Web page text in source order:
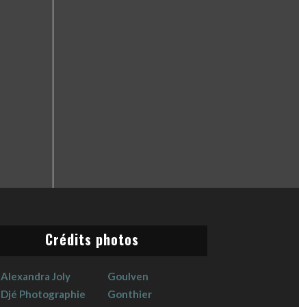
Crédits photos
Alexandra Joly
Djé Photographie
Goulven
Gonthier